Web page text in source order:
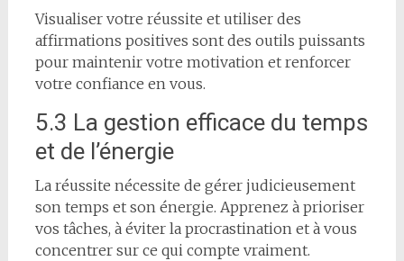
Visualiser votre réussite et utiliser des
affirmations positives sont des outils puissants
pour maintenir votre motivation et renforcer
votre confiance en vous.
5.3 La gestion efficace du temps
et de l’énergie
La réussite nécessite de gérer judicieusement
son temps et son énergie. Apprenez à prioriser
vos tâches, à éviter la procrastination et à vous
concentrer sur ce qui compte vraiment.